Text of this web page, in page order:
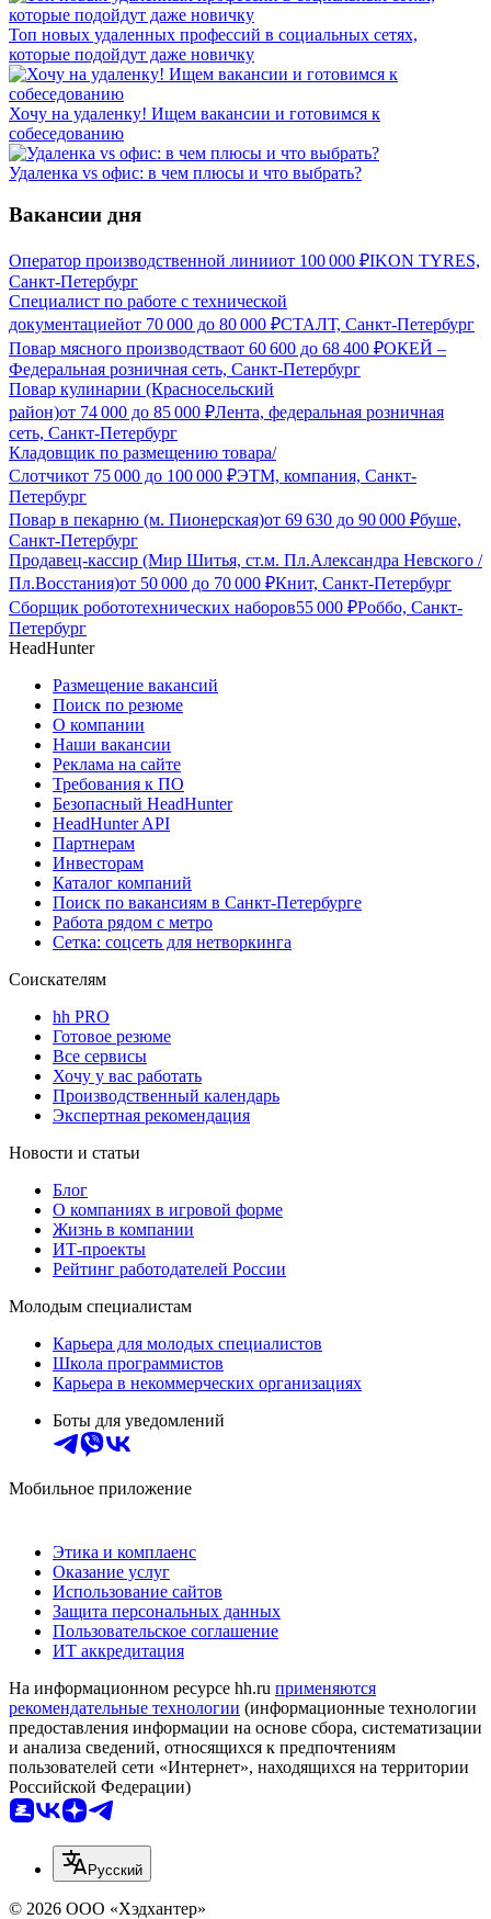
Топ новых удаленных профессий в социальных сетях,
которые подойдут даже новичку
Хочу на удаленку! Ищем вакансии и готовимся к
собеседованию
Удаленка vs офис: в чем плюсы и что выбрать?
Вакансии дня
Оператор производственной линииот 100 000 ₽IKON TYRES,
Санкт-Петербург
Специалист по работе с технической
документациейот 70 000 до 80 000 ₽СТАЛТ, Санкт-Петербург
Повар мясного производстваот 60 600 до 68 400 ₽ОКЕЙ –
Федеральная розничная сеть, Санкт-Петербург
Повар кулинарии (Красносельский
район)от 74 000 до 85 000 ₽Лента, федеральная розничная
сеть, Санкт-Петербург
Кладовщик по размещению товара/
Слотчикот 75 000 до 100 000 ₽ЭТМ, компания, Санкт-
Петербург
Повар в пекарню (м. Пионерская)от 69 630 до 90 000 ₽буше,
Санкт-Петербург
Продавец-кассир (Мир Шитья, ст.м. Пл.Александра Невского /
Пл.Восстания)от 50 000 до 70 000 ₽Книт, Санкт-Петербург
Сборщик робототехнических наборов55 000 ₽Роббо, Санкт-
Петербург
HeadHunter
Размещение вакансий
Поиск по резюме
О компании
Наши вакансии
Реклама на сайте
Требования к ПО
Безопасный HeadHunter
HeadHunter API
Партнерам
Инвесторам
Каталог компаний
Поиск по вакансиям в Санкт-Петербурге
Работа рядом с метро
Сетка: соцсеть для нетворкинга
Соискателям
hh PRO
Готовое резюме
Все сервисы
Хочу у вас работать
Производственный календарь
Экспертная рекомендация
Новости и статьи
Блог
О компаниях в игровой форме
Жизнь в компании
ИТ-проекты
Рейтинг работодателей России
Молодым специалистам
Карьера для молодых специалистов
Школа программистов
Карьера в некоммерческих организациях
Боты для уведомлений
Мобильное приложение
Этика и комплаенс
Оказание услуг
Использование сайтов
Защита персональных данных
Пользовательское соглашение
ИТ аккредитация
На информационном ресурсе hh.ru применяются
рекомендательные технологии (информационные технологии
предоставления информации на основе сбора, систематизации
и анализа сведений, относящихся к предпочтениям
пользователей сети «Интернет», находящихся на территории
Российской Федерации)
Русский
© 2026 ООО «Хэдхантер»